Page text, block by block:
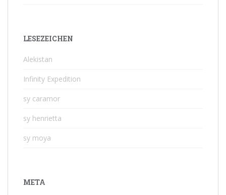
LESEZEICHEN
Alekistan
Infinity Expedition
sy caramor
sy henrietta
sy moya
META